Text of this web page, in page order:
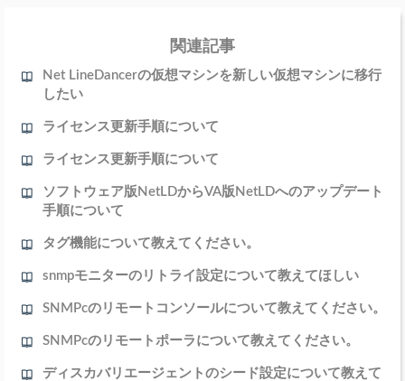
関連記事
Net LineDancerの仮想マシンを新しい仮想マシンに移行
したい
ライセンス更新手順について
ライセンス更新手順について
ソフトウェア版NetLDからVA版NetLDへのアップデート
手順について
タグ機能について教えてください。
snmpモニターのリトライ設定について教えてほしい
SNMPcのリモートコンソールについて教えてください。
SNMPcのリモートポーラについて教えてください。
ディスカバリエージェントのシード設定について教えて